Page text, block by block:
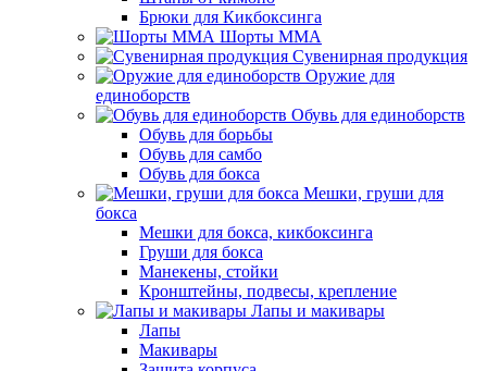
Брюки для Кикбоксинга
Шорты ММА
Сувенирная продукция
Оружие для
единоборств
Обувь для единоборств
Обувь для борьбы
Обувь для самбо
Обувь для бокса
Мешки, груши для
бокса
Мешки для бокса, кикбоксинга
Груши для бокса
Манекены, стойки
Кронштейны, подвесы, крепление
Лапы и макивары
Лапы
Макивары